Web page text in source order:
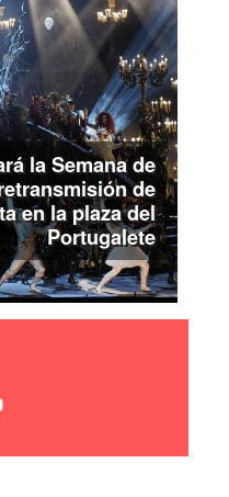
la Semana de
de
en la plaza del
Portugalete